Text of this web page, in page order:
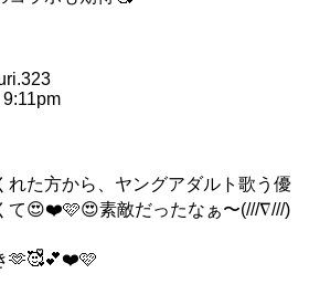
れた方から、ヤングアダルト歌う優
て😍❤️🩷😍素敵だったなぁ〜(///∇///)
🫶🥰ᩚ💕❤️🩷